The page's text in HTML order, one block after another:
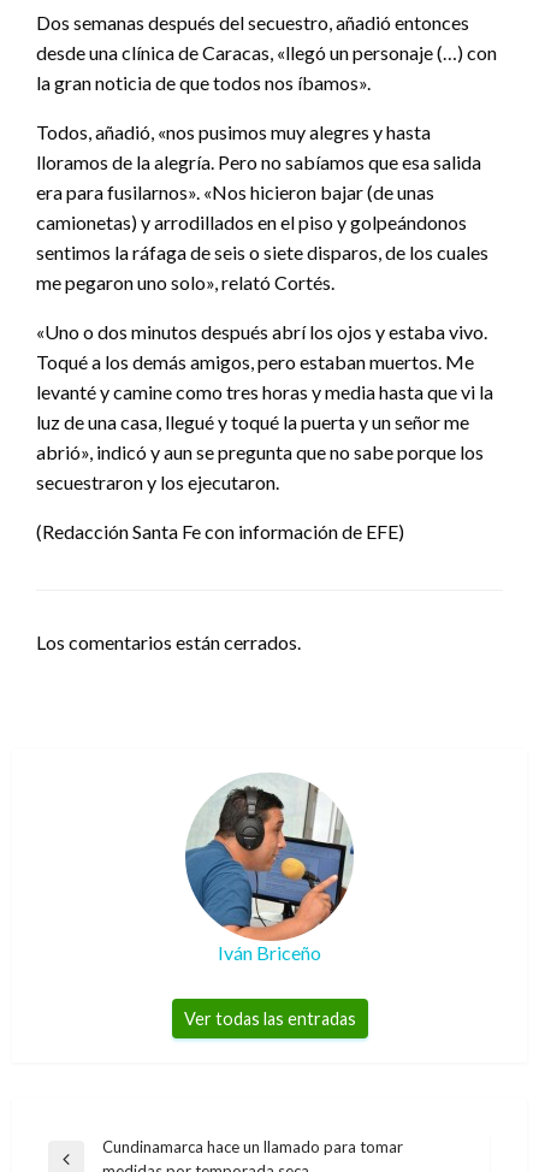
Dos semanas después del secuestro, añadió entonces
desde una clínica de Caracas, «llegó un personaje (…) con
la gran noticia de que todos nos íbamos».
Todos, añadió, «nos pusimos muy alegres y hasta
lloramos de la alegría. Pero no sabíamos que esa salida
era para fusilarnos». «Nos hicieron bajar (de unas
camionetas) y arrodillados en el piso y golpeándonos
sentimos la ráfaga de seis o siete disparos, de los cuales
me pegaron uno solo», relató Cortés.
«Uno o dos minutos después abrí los ojos y estaba vivo.
Toqué a los demás amigos, pero estaban muertos. Me
levanté y camine como tres horas y media hasta que vi la
luz de una casa, llegué y toqué la puerta y un señor me
abrió», indicó y aun se pregunta que no sabe porque los
secuestraron y los ejecutaron.
(Redacción Santa Fe con información de EFE)
Los comentarios están cerrados.
Iván Briceño
Ver todas las entradas
Navegación
Cundinamarca hace un llamado para tomar